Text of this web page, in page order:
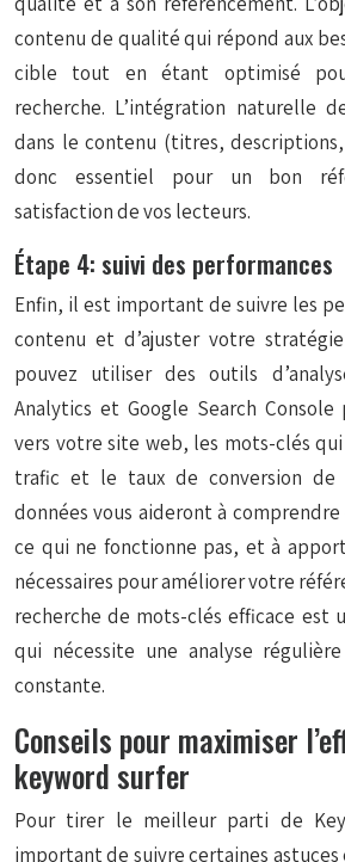
contenu de qualité qui répond aux
cible tout en étant optimisé
recherche. L’intégration naturelle
dans le contenu (titres,
donc essentiel pour un bon
satisfaction de vos lecteurs.
Étape 4: suivi des performances
Enfin, il est important de suivre les
contenu et d’ajuster votre stratégie
pouvez utiliser des outils
Analytics et Google Search
vers votre site web, les mots-clés
trafic et le taux de conversion de
données vous aideront à
ce qui ne fonctionne pas, et à
nécessaires pour améliorer votre
recherche de mots-clés efficace est
qui nécessite une analyse
constante.
Conseils pour maximiser
keyword surfer
Pour tirer le meilleur parti de
important de suivre certaines